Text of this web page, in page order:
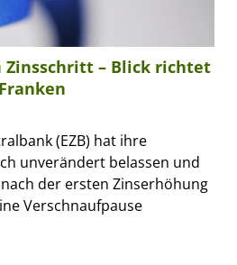
Zinsschritt – Blick richtet
(EZB) hat ihre
unverändert belassen und
der ersten Zinserhöhung
Verschnaufpause